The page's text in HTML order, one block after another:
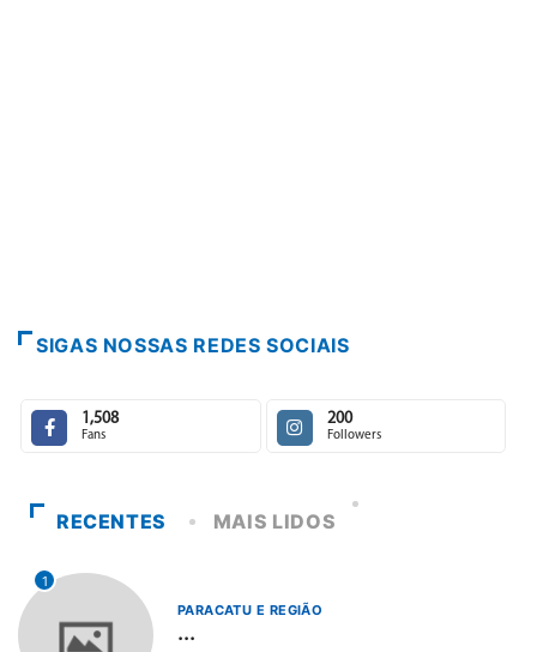
SIGAS NOSSAS REDES SOCIAIS
1,508
Fans
200
Followers
RECENTES MAIS LIDOS
1
PARACATU E REGIÃO
...